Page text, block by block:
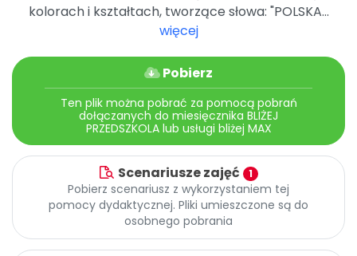
Promocje
kolorach i kształtach, tworzące słowa: "POLSKA...
więcej
Pobierz
Ten plik można pobrać za pomocą pobrań
dołączanych do miesięcznika BLIŻEJ
PRZEDSZKOLA lub usługi bliżej MAX
Scenariusze zajęć 1
Pobierz scenariusz z wykorzystaniem tej
pomocy dydaktycznej. Pliki umieszczone są do
osobnego pobrania